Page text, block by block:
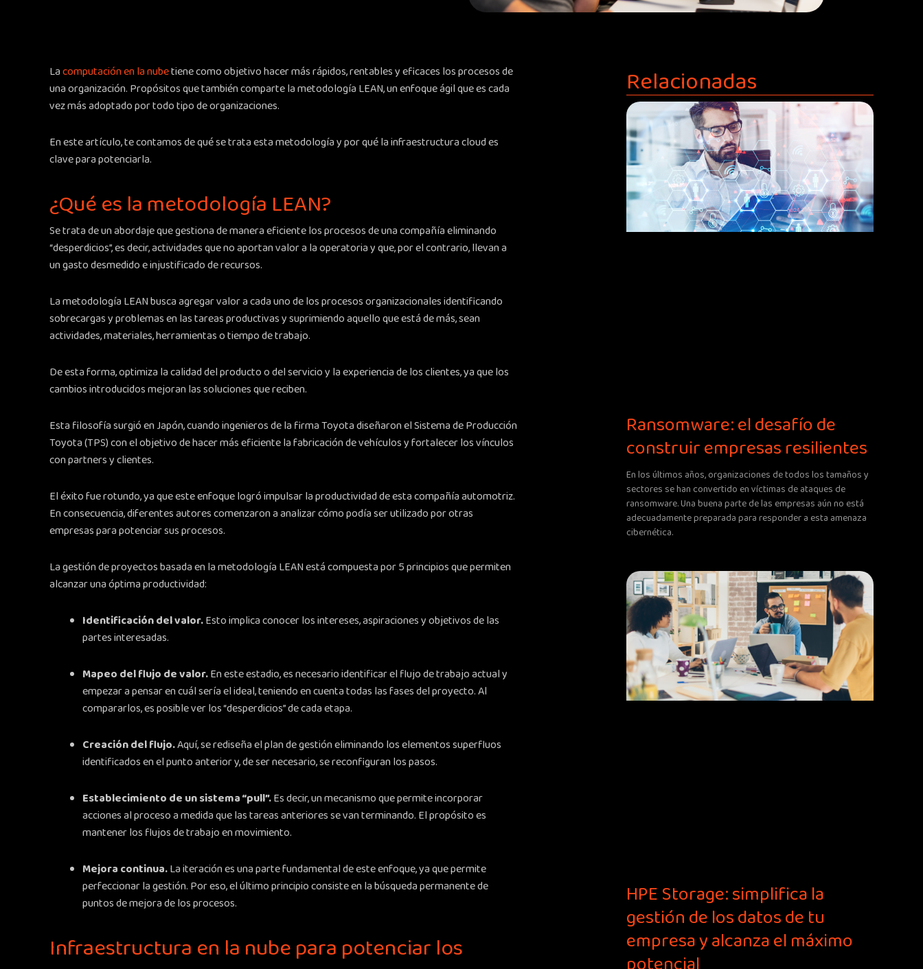
Lacomputación en la nubetiene como objetivo hacer más rápidos, rentables y eficaces los procesos de
una organización. Propósitos que también comparte la metodología LEAN, un enfoque ágil que es cada
vez más adoptado por todo tipo de organizaciones.
En este artículo, te contamos de qué se trata esta metodología y por qué la infraestructura cloud es
clave para potenciarla.
¿Qué es la metodología LEAN?
Se trata de un abordaje que gestiona de manera eficiente los procesos de una compañía eliminando
“desperdicios”, es decir, actividades que no aportan valor a la operatoria y que, por el contrario, llevan a
un gasto desmedido e injustificado de recursos.
La metodología LEAN busca agregar valor a cada uno de los procesos organizacionales identificando
sobrecargas y problemas en las tareas productivas y suprimiendo aquello que está de más, sean
actividades, materiales, herramientas o tiempo de trabajo.
De esta forma, optimiza la calidad del producto o del servicio y la experiencia de los clientes, ya que los
cambios introducidos mejoran las soluciones que reciben.
Esta filosofía surgió en Japón, cuando ingenieros de la firma Toyota diseñaron el Sistema de Producción
Toyota (TPS) con el objetivo de hacer más eficiente la fabricación de vehículos y fortalecer los vínculos
con partners y clientes.
El éxito fue rotundo, ya que este enfoque logró impulsar la productividad de esta compañía automotriz.
En consecuencia, diferentes autores comenzaron a analizar cómo podía ser utilizado por otras
empresas para potenciar sus procesos.
La gestión de proyectos basada en la metodología LEAN está compuesta por 5 principios que permiten
alcanzar una óptima productividad:
Identificación del valor.Esto implica conocer los intereses, aspiraciones y objetivos de las
partes interesadas.
Mapeo del flujo de valor.En este estadio, es necesario identificar el flujo de trabajo actual y
empezar a pensar en cuál sería el ideal, teniendo en cuenta todas las fases del proyecto. Al
compararlos, es posible ver los “desperdicios” de cada etapa.
Creación del flujo.Aquí, se rediseña el plan de gestión eliminando los elementos superfluos
identificados en el punto anterior y, de ser necesario, se reconfiguran los pasos.
Establecimiento de un sistema “pull”.Es decir, un mecanismo que permite incorporar
acciones al proceso a medida que las tareas anteriores se van terminando. El propósito es
mantener los flujos de trabajo en movimiento.
Mejora continua.La iteración es una parte fundamental de este enfoque, ya que permite
perfeccionar la gestión. Por eso, el último principio consiste en la búsqueda permanente de
puntos de mejora de los procesos.
Infraestructura en la nube para potenciar los
Relacionadas
Ransomware: el desafío de
construir empresas resilientes
En los últimos años, organizaciones de todos los tamaños y
sectores se han convertido en víctimas de ataques de
ransomware. Una buena parte de las empresas aún no está
adecuadamente preparada para responder a esta amenaza
cibernética.
HPE Storage: simplifica la
gestión de los datos de tu
empresa y alcanza el máximo